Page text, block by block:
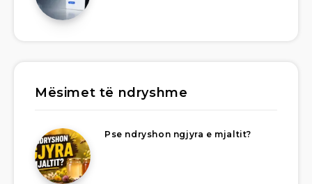
Mësimet të ndryshme
Pse ndryshon ngjyra e mjaltit?